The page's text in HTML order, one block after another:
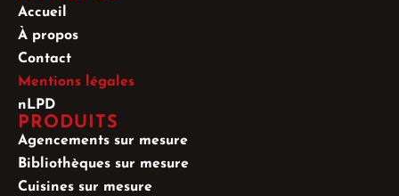
Accueil
À propos
Contact
Mentions légales
nLPD
PRODUITS
Agencements sur mesure
Bibliothèques sur mesure
Cuisines sur mesure